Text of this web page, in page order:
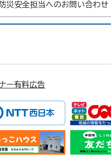
災安全担当へのお問い合わせ
ー有料広告